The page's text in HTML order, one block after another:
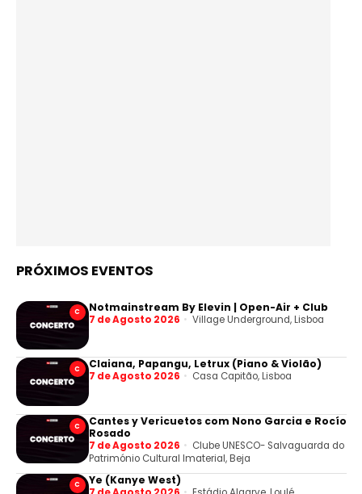
PRÓXIMOS EVENTOS
C Notmainstream By Elevin | Open-Air + Club
7 de Agosto 2026 Village Underground, Lisboa
C Claiana, Papangu, Letrux (Piano & Violão)
7 de Agosto 2026 Casa Capitão, Lisboa
C
Cantes y Vericuetos com Nono Garcia e Rocío
Rosado
7 de Agosto 2026
Clube UNESCO- Salvaguarda do
Património Cultural Imaterial, Beja
C Ye (Kanye West)